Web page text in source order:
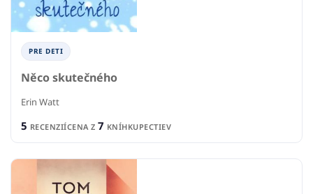
PRE DETI
Něco skutečného
Erin Watt
5 RECENZIÍCENA Z 7 KNÍHKUPECTIEV